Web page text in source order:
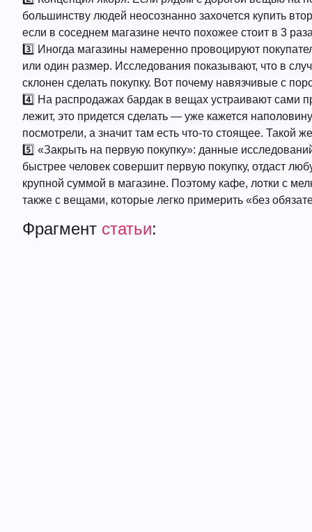
большинству людей неосознанно захочется купить
если в соседнем магазине нечто похожее стоит в 3
3️⃣ Иногда магазины намеренно провоцируют
или один размер. Исследования показывают, что в
склонен сделать покупку. Вот почему навязчивые с
4️⃣ На распродажах бардак в вещах устраивают сами
лежит, это придется сделать — уже кажется
посмотрели, а значит там есть что-то стоящее. Такой
5️⃣ «Закрыть на первую покупку»: данные
быстрее человек совершит первую покупку, отдаст
крупной суммой в магазине. Поэтому кафе, лотки с
также с вещами, которые легко примерить «без
Фрагмент статьи: